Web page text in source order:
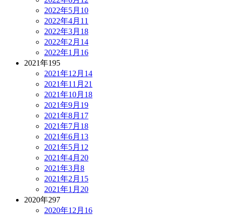
2022年5月 10
2022年4月 11
2022年3月 18
2022年2月 14
2022年1月 16
2021年195
2021年12月 14
2021年11月 21
2021年10月 18
2021年9月 19
2021年8月 17
2021年7月 18
2021年6月 13
2021年5月 12
2021年4月 20
2021年3月 8
2021年2月 15
2021年1月 20
2020年297
2020年12月 16